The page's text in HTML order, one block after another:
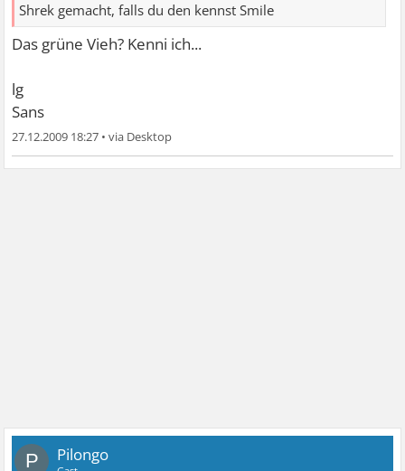
Shrek gemacht, falls du den kennst Smile
Das grüne Vieh? Kenni ich...
lg
Sans
27.12.2009 18:27 •
P Pilongo